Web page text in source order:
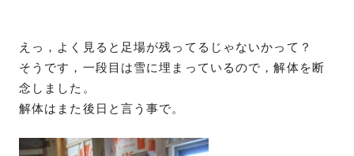
えっ，よく見ると足場が残ってるじゃないかって？
そうです，一段目は雪に埋まっているので，解体を断
念しました。
解体はまた後日と言う事で。